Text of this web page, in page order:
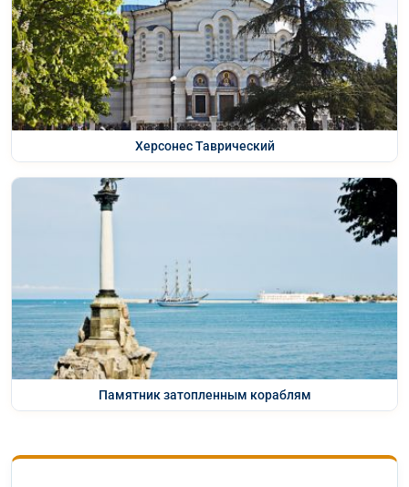
Херсонес Таврический
Памятник затопленным кораблям